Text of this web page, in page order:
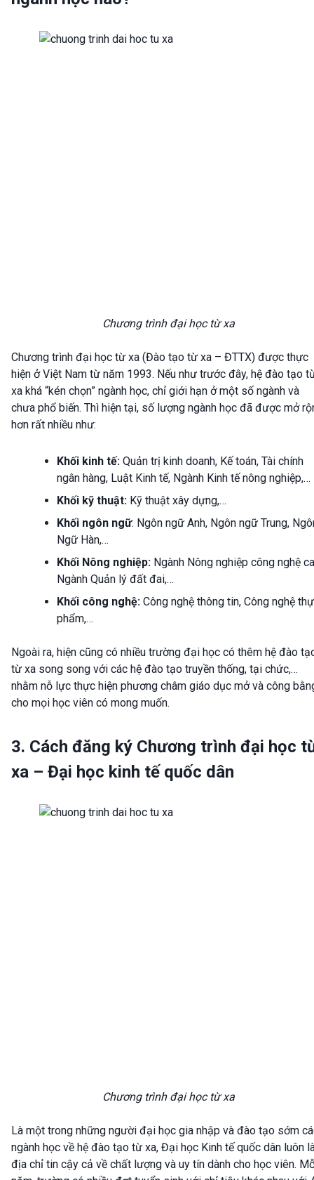
Chương trình đại học từ xa
Chương trình đại học từ xa (Đào tạo từ xa – ĐTTX) được thực
hiện ở Việt Nam từ năm 1993. Nếu như trước đây, hệ đào tạo
xa khá “kén chọn” ngành học, chỉ giới hạn ở một số ngành và
chưa phổ biến. Thì hiện tại, số lượng ngành học đã được mở
hơn rất nhiều như:
Khối kinh tế: Quản trị kinh doanh, Kế toán, Tài chính
ngân hàng, Luật Kinh tế, Ngành Kinh tế nông nghiệp,…
Khối kỹ thuật: Kỹ thuật xây dựng,…
Khối ngôn ngữ: Ngôn ngữ Anh, Ngôn ngữ Trung,
Ngữ Hàn,…
Khối Nông nghiệp: Ngành Nông nghiệp công nghệ
Ngành Quản lý đất đai,…
Khối công nghệ: Công nghệ thông tin, Công nghệ
phẩm,…
Ngoài ra, hiện cũng có nhiều trường đại học có thêm hệ đào
từ xa song song với các hệ đào tạo truyền thống, tại chức,…
nhằm nỗ lực thực hiện phương châm giáo dục mở và công
cho mọi học viên có mong muốn.
3. Cách đăng ký Chương trình đại học
xa – Đại học kinh tế quốc dân
Chương trình đại học từ xa
Là một trong những người đại học gia nhập và đào tạo sớm
ngành học về hệ đào tạo từ xa, Đại học Kinh tế quốc dân luôn
địa chỉ tin cậy cả về chất lượng và uy tín dành cho học viên.